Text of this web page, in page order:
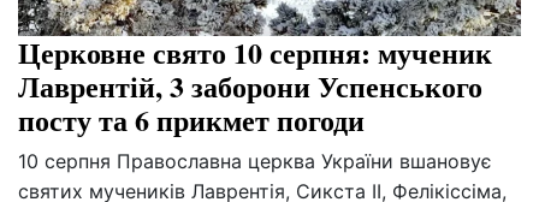
Церковне свято 10 серпня: мученик
Лаврентій, 3 заборони Успенського
посту та 6 прикмет погоди
10 серпня Православна церква України вшановує
святих мучеників Лаврентія, Сикста II, Фелікіссіма,